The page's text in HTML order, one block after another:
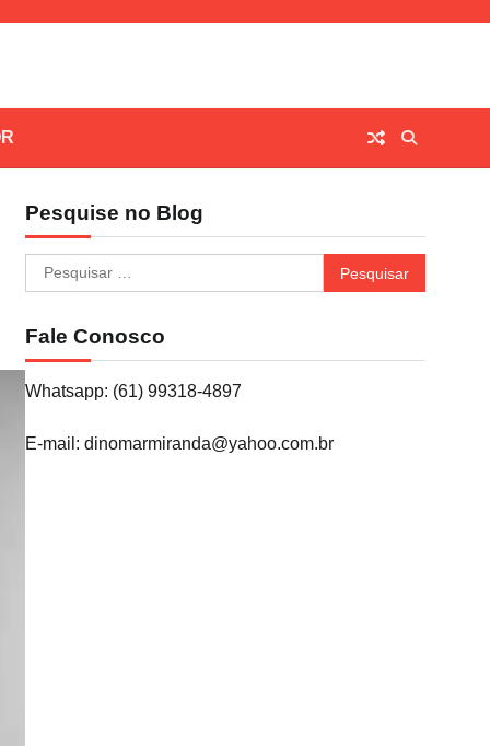
Pesquise no Blog
Pesquisar
por:
Fale Conosco
Whatsapp: (61) 99318-4897
E-mail: dinomarmiranda@yahoo.com.br